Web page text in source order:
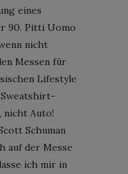
eines
90. Pitti Uomo
nicht
Messen für
Lifestyle
nicht Auto!
Schuman
auf der Messe
ich mir in